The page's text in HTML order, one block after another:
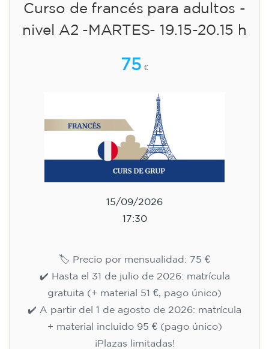
Curso de francés para adultos -
nivel A2 -MARTES- 19.15-20.15 h
75 €
15/09/2026
17:30
🏷️ Precio por mensualidad: 75 €
✔️ Hasta el 31 de julio de 2026: matrícula
gratuita (+ material 51 €, pago único)
✔️ A partir del 1 de agosto de 2026: matrícula
+ material incluido 95 € (pago único)
¡Plazas limitadas!